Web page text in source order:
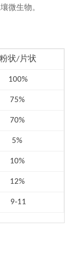
微生物。
粉状/片状
100%
75%
70%
5%
10%
12%
9-11